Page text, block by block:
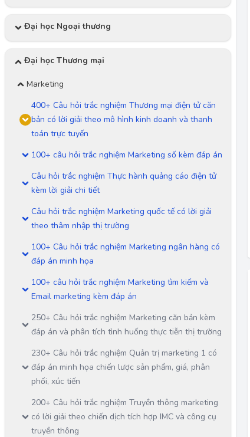
Đại học Ngoại thương
Đại học Thương mại
Marketing
400+ Câu hỏi trắc nghiệm Thương mại điện tử căn
bản có lời giải theo mô hình kinh doanh và thanh
toán trực tuyến
100+ câu hỏi trắc nghiệm Marketing số kèm đáp án
Câu hỏi trắc nghiệm Thực hành quảng cáo điện tử
kèm lời giải chi tiết
Câu hỏi trắc nghiệm Marketing quốc tế có lời giải
theo thâm nhập thị trường
100+ Câu hỏi trắc nghiệm Marketing ngân hàng có
đáp án minh họa
100+ câu hỏi trắc nghiệm Marketing tìm kiếm và
Email marketing kèm đáp án
250+ Câu hỏi trắc nghiệm Marketing căn bản kèm
đáp án và phân tích tình huống thực tiễn thị trường
230+ Câu hỏi trắc nghiệm Quản trị marketing 1 có
đáp án minh họa chiến lược sản phẩm, giá, phân
phối, xúc tiến
200+ Câu hỏi trắc nghiệm Truyền thông marketing
có lời giải theo chiến dịch tích hợp IMC và công cụ
truyền thông